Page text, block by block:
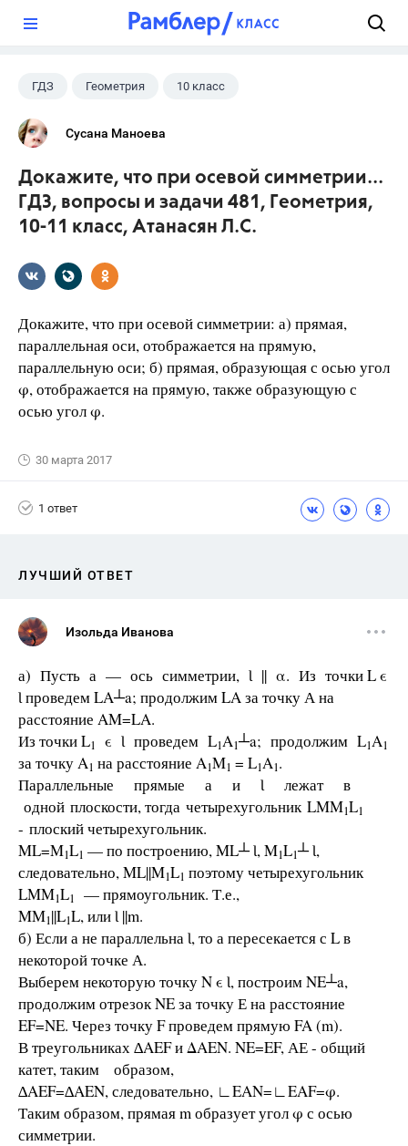
ГДЗ Геометрия 10 класс
11 класс
Сусана Маноева
Докажите, что при осевой симметрии...
ГДЗ, вопросы и задачи 481, Геометрия,
10-11 класс, Атанасян Л.С.
Докажите, что при осевой симметрии: а) прямая,
параллельная оси, отображается на прямую,
параллельную оси; б) прямая, образующая с осью угол
φ, отображается на прямую, также образующую с
осью угол φ.
30 марта 2017
1 ответ
ЛУЧШИЙ ОТВЕТ
Изольда Иванова
а) Пусть а — ось симметрии, Ɩ || α. Из точки L ϵ
Ɩ проведем LA┴a; продолжим LA за точку А на
расстояние AM=LA.
Из точки L1 ϵ Ɩ проведем L1A1┴a; продолжим L1A1
за точку A1 на расстояние A1M1 = L1A1.
Параллельные прямые а и Ɩ лежат в
одной плоскости, тогда четырехугольник LMM1L1
- плоский четырехугольник.
ML=M1L1 — по построению, ML┴ Ɩ, M1L1┴ Ɩ,
следовательно, ML||M1L1 поэтому четырехугольник
LMM1L1
— прямоугольник. Т.е.,
MM1||L1L, или Ɩ ||m.
б) Если а не параллельна Ɩ, то а пересекается с L в
некоторой точке А.
Выберем некоторую точку N ϵ Ɩ, построим NE┴a,
продолжим отрезок NE за точку Е на расстояние
EF=NE. Через точку F проведем прямую FA (m).
В треугольниках ∆AEF и ΔΑΕΝ. NE=EF, АЕ - общий
катет, таким образом,
∆AEF=∆AEN, следовательно, ∟EAN=∟EAF=φ.
Таким образом, прямая m образует угол φ с осью
симметрии.